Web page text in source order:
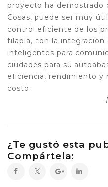
proyecto ha demostrado
Cosas, puede ser muy
control eficiente de los
tilapia, con la integración
inteligentes para
ciudades para su
eficiencia, rendimiento y
costo.
¿Te gustó esta
Compártela: